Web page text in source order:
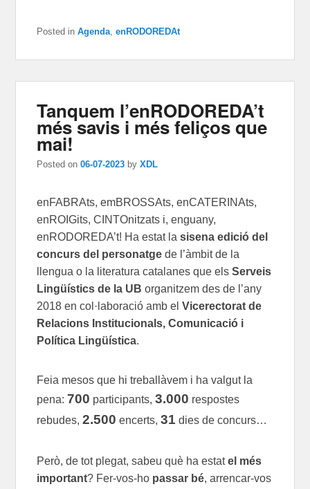
Posted in Agenda ,enRODOREDAt
Tanquem l’enRODOREDA’t
més savis i més feliços que
mai!
Posted on06-07-2023 byXDL
enFABRAts, emBROSSAts, enCATERINAts,
enROIGits, CINTOnitzats i, enguany,
enRODOREDA’t! Ha estat lasisena edició del
concurs del personatge de l’àmbit de la
llengua o la literatura catalanes que elsServeis
Lingüístics de la UB organitzem des de l’any
2018 en col·laboració amb elVicerectorat de
Relacions Institucionals, Comunicació i
Política Lingüística.
Feia mesos que hi treballàvem i ha valgut la
pena:700 participants,3.000 respostes
rebudes,2.500 encerts,31 dies de concurs…
Però, de tot plegat, sabeu què ha estatel més
important? Fer-vos-ho passar bé, arrencar-vos